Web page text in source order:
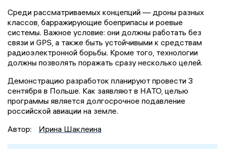
Среди рассматриваемых концепций — дроны разных
классов, барражирующие боеприпасы и роевые
системы. Важное условие: они должны работать без
связи и GPS, а также быть устойчивыми к средствам
радиоэлектронной борьбы. Кроме того, технологии
должны позволять поражать сразу несколько целей.
Демонстрацию разработок планируют провести 3
сентября в Польше. Как заявляют в НАТО, целью
программы является долгосрочное подавление
российской авиации на земле.
Автор:
Ирина Шаклеина